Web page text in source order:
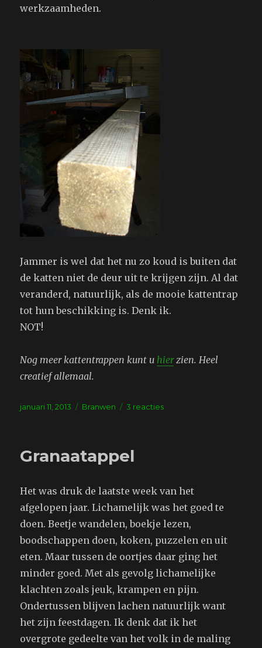
werkzaamheden.
Jammer is wel dat het nu zo koud is buiten dat
de katten niet de deur uit te krijgen zijn. Al dat
veranderd, natuurlijk, als de mooie kattentrap
tot hun beschikking is. Denk ik.
NOT!
Nog meer kattentrappen kunt u hierzien. Heel
creatief allemaal.
Geplaatst
januari 11, 2013 Tags
Branwen 3 reactiesop
Granaatappel
Het was druk de laatste week van het
afgelopen jaar. Lichamelijk was het goed te
doen. Beetje wandelen, boekje lezen,
boodschappen doen, koken, puzzelen en uit
eten. Maar tussen de oortjes daar ging het
minder goed. Met als gevolg lichamelijke
klachten zoals jeuk, krampen en pijn.
Ondertussen blijven lachen natuurlijk want
het zijn feestdagen. Ik denk dat ik het
overgrote gedeelte van het volk in de maling